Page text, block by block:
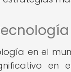
en el
en